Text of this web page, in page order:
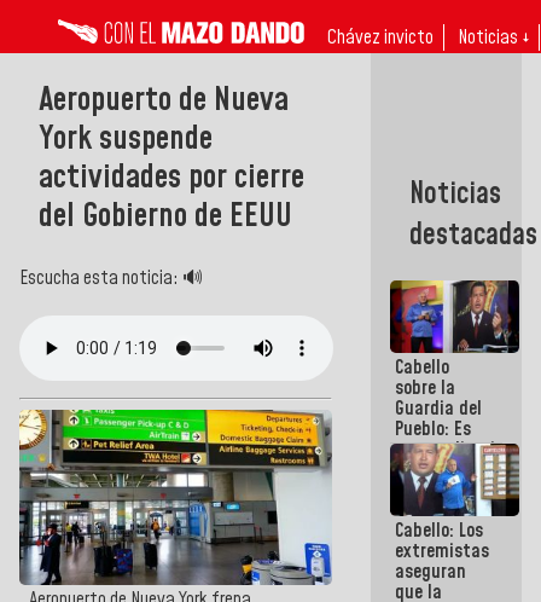
Chávez invicto Noticias ↓
Aeropuerto de Nueva
York suspende
actividades por cierre
del Gobierno de EEUU
Escucha esta noticia: 🔊
Noticias
destacadas
Cabello
sobre la
Guardia del
Pueblo: Es
extraordinario
como esos
muchachos
y
muchachas
se enlazan
con la gente
Cabello: Los
extremistas
aseguran
que la